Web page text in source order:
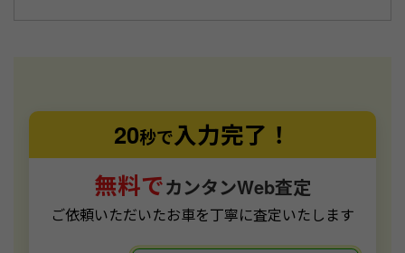
20秒で入力完了！
無料でカンタンWeb査定
ご依頼いただいたお車を丁寧に査定いたします